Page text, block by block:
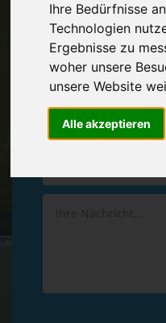
Ihre Bedürfnisse
Technologien
Ergebnisse zu
woher unsere
unsere Website
Alle akzeptieren
Vereinbaren
Hinterlassen Sie uns